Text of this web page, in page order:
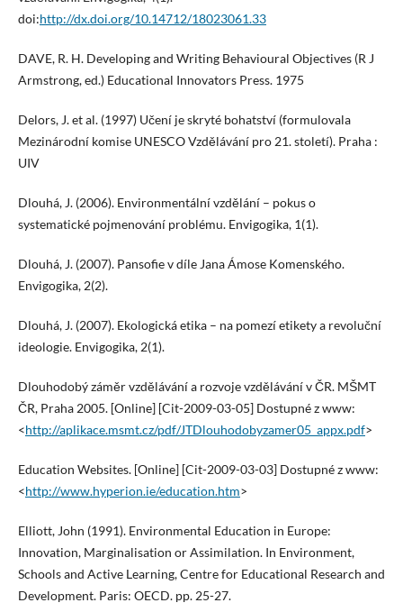
doi:http://dx.doi.org/10.14712/18023061.33
DAVE, R. H. Developing and Writing Behavioural Objectives (R J
Armstrong, ed.) Educational Innovators Press. 1975
Delors, J. et al. (1997) Učení je skryté bohatství (formulovala
Mezinárodní komise UNESCO Vzdělávání pro 21. století). Praha :
UIV
Dlouhá, J. (2006). Environmentální vzdělání – pokus o
systematické pojmenování problému. Envigogika, 1(1).
Dlouhá, J. (2007). Pansofie v díle Jana Ámose Komenského.
Envigogika, 2(2).
Dlouhá, J. (2007). Ekologická etika – na pomezí etikety a revoluční
ideologie. Envigogika, 2(1).
Dlouhodobý záměr vzdělávání a rozvoje vzdělávání v ČR. MŠMT
ČR, Praha 2005. [Online] [Cit-2009-03-05] Dostupné z www:
<http://aplikace.msmt.cz/pdf/JTDlouhodobyzamer05_appx.pdf>
Education Websites. [Online] [Cit-2009-03-03] Dostupné z www:
<http://www.hyperion.ie/education.htm>
Elliott, John (1991). Environmental Education in Europe:
Innovation, Marginalisation or Assimilation. In Environment,
Schools and Active Learning, Centre for Educational Research and
Development. Paris: OECD. pp. 25-27.